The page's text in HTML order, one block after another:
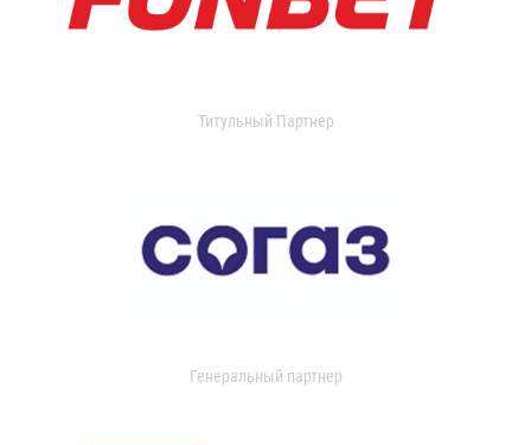
Титульный Партнер
Генеральный партнер